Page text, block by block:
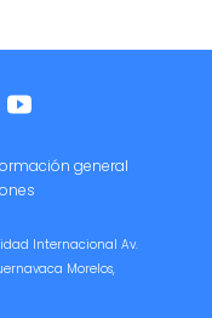
general
Internacional Av.
Morelos,